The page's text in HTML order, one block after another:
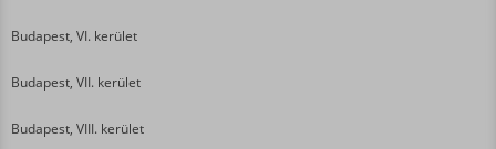
Budapest, VI. kerület
Budapest, VII. kerület
Budapest, VIII. kerület